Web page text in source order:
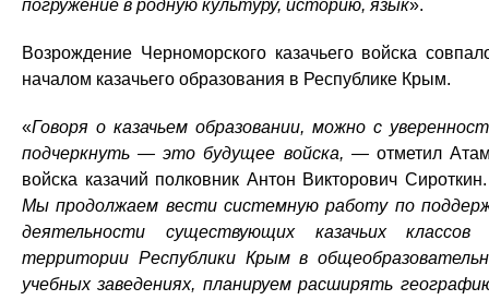
погружение в родную культуру, историю, язык».
Возрождение Черноморского казачьего войска
началом казачьего образования в Республике Крым.
«Говоря о казачьем образовании, можно с
подчеркнуть — это будущее войска, —отметил
войска казачий полковник Антон Викторович Сироткин.
Мы продолжаем вести системную работу по
деятельности существующих казачьих классов
территории Республики Крым в
учебных заведениях, планируем расширять